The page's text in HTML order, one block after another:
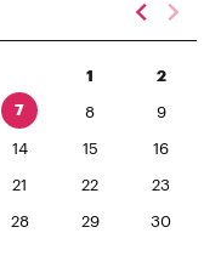
1 2
7 8 9
14 15 16
21 22 23
28 29 30